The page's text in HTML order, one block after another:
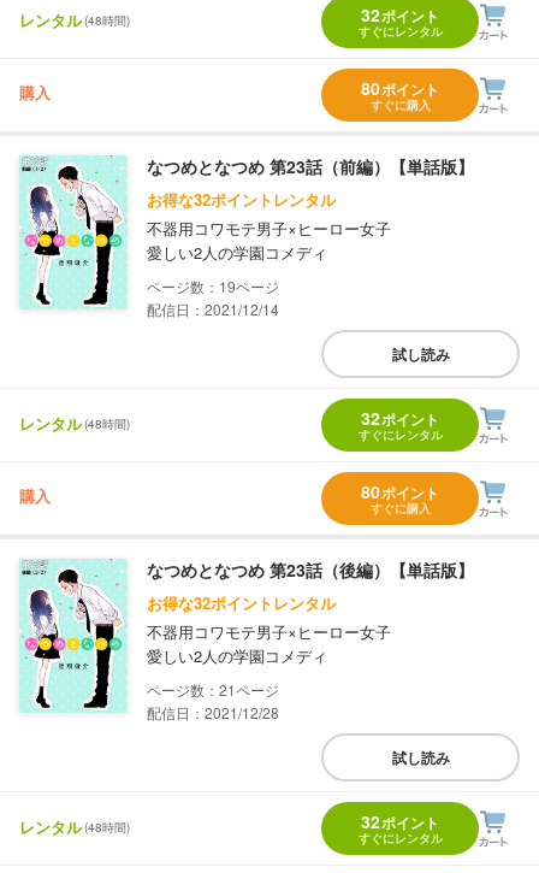
レンタル(48時間) 32ポイント
すぐにレンタル
購入 80ポイント
すぐに購入
なつめとなつめ 第23話（前編）【単話版】
お得な32ポイントレンタル
不器用コワモテ男子×ヒーロー女子
愛しい2人の学園コメディ
19
配信日：2021/12/14
試し読み
レンタル(48時間) 32ポイント
すぐにレンタル
購入 80ポイント
すぐに購入
なつめとなつめ 第23話（後編）【単話版】
お得な32ポイントレンタル
不器用コワモテ男子×ヒーロー女子
愛しい2人の学園コメディ
21
配信日：2021/12/28
試し読み
レンタル(48時間) 32ポイント
すぐにレンタル